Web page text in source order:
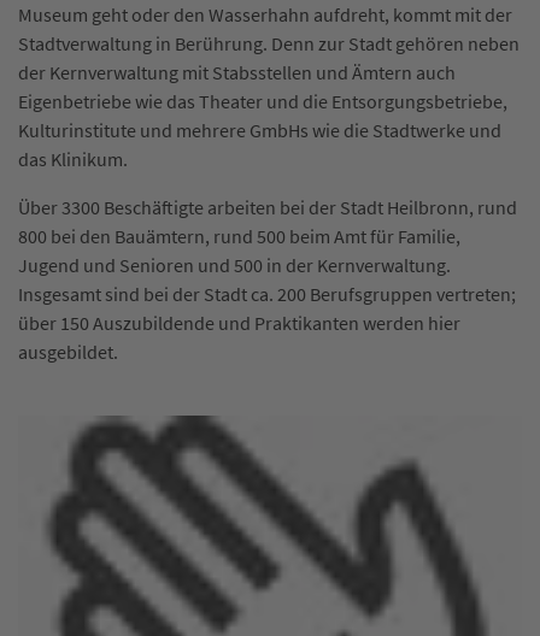
Museum geht oder den Wasserhahn aufdreht, kommt mit der
Stadtverwaltung in Berührung. Denn zur Stadt gehören neben
der Kernverwaltung mit Stabsstellen und Ämtern auch
Eigenbetriebe wie das Theater und die Entsorgungsbetriebe,
Kulturinstitute und mehrere GmbHs wie die Stadtwerke und
das Klinikum.
Über 3300 Beschäftigte arbeiten bei der Stadt Heilbronn, rund
800 bei den Bauämtern, rund 500 beim Amt für Familie,
Jugend und Senioren und 500 in der Kernverwaltung.
Insgesamt sind bei der Stadt ca. 200 Berufsgruppen vertreten;
über 150 Auszubildende und Praktikanten werden hier
ausgebildet.